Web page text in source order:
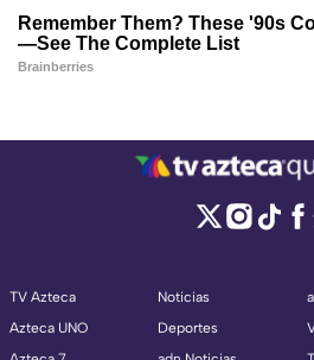
TV Azteca
Azteca UNO
Noticias
Deportes